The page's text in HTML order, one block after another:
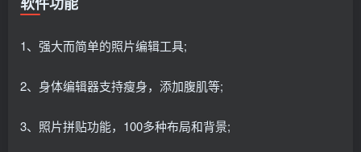
1、强大而简单的照片编辑工具;
2、身体编辑器支持瘦身，添加腹肌等;
3、照片拼贴功能，100多种布局和背景;